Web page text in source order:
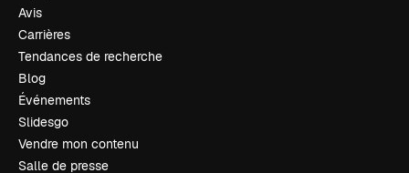
Avis
Carrières
Tendances de recherche
Blog
Événements
Slidesgo
Vendre mon contenu
Salle de presse